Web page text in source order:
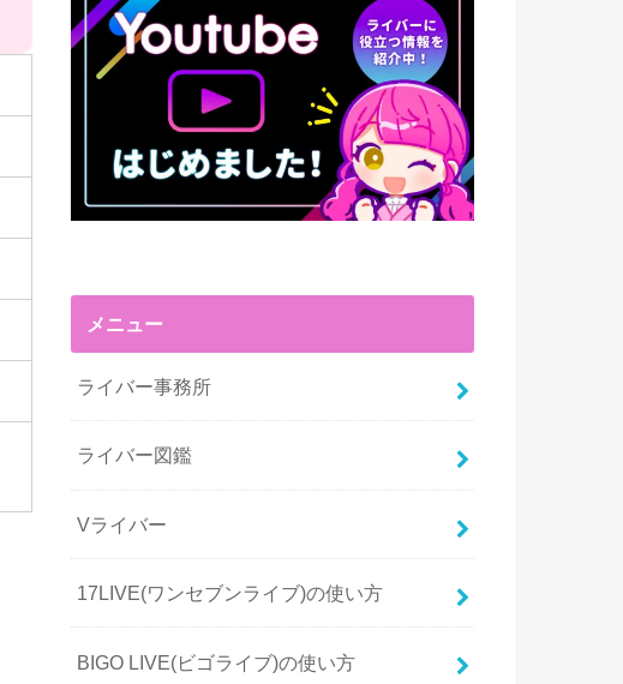
メニュー
ライバー事務所
ライバー図鑑
Vライバー
17LIVE(ワンセブンライブ)の使い方
BIGO LIVE(ビゴライブ)の使い方